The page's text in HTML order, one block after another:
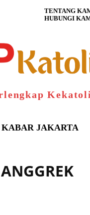
TENTANG
HUBUNGI
KABAR JAKARTA